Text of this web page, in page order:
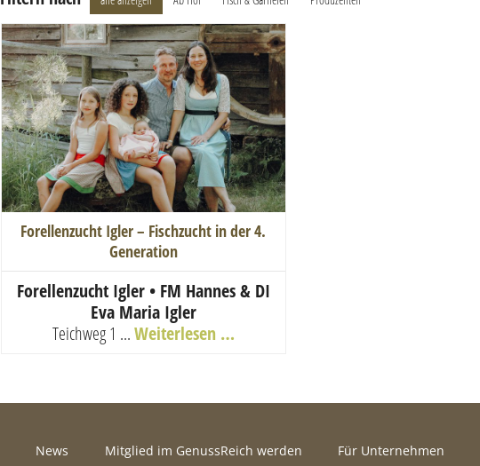
Forellenzucht Igler – Fischzucht in der 4.
Generation
Forellenzucht Igler • FM Hannes & DI
Eva Maria Igler
Teichweg 1 ...Weiterlesen …
News Mitglied im GenussReich werden Für Unternehmen